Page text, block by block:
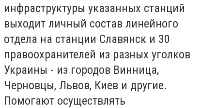
инфраструктуры указанных станций
выходит личный состав линейного
отдела на станции Славянск и 30
правоохранителей из разных уголков
Украины - из городов Винница,
Черновцы, Львов, Киев и другие.
Помогают осуществлять